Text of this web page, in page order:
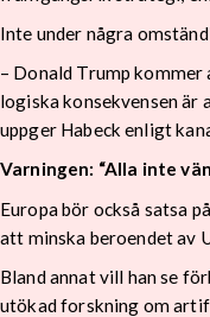
Inte under några
– Donald Trump kommer
logiska konsekvensen är
uppger Habeck enligt
Varningen: “Alla inte
Europa bör också satsa
att minska beroendet av
Bland annat vill han se
utökad forskning om